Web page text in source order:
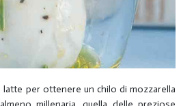
per ottenere un chilo di mozzarella